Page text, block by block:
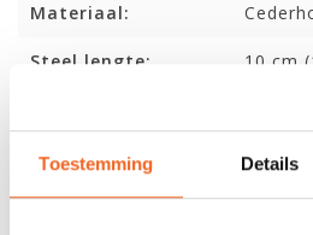
Toestemming Details
Materiaal:
Steel lengte: 10 cm
Deelbaar: Nee
Gewicht: